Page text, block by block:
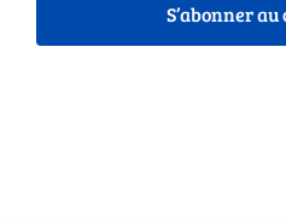
S’abonner